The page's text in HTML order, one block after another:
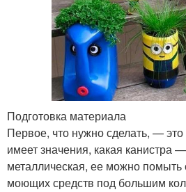
Подготовка материала
Первое, что нужно сделать, — это
имеет значения, какая канистра
металлическая, ее можно
моющих средств под большим